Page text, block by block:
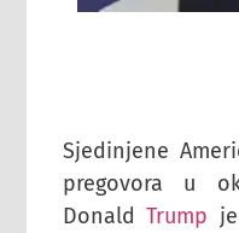
Sjedinjene
pregovora u
DonaldTrump